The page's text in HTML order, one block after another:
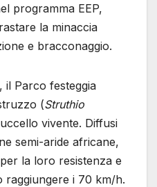
programma EEP,
la minaccia
e bracconaggio.
il Parco festeggia
(Struthio
vivente. Diffusi
semi-aride africane,
la loro resistenza e
raggiungere i 70 km/h.